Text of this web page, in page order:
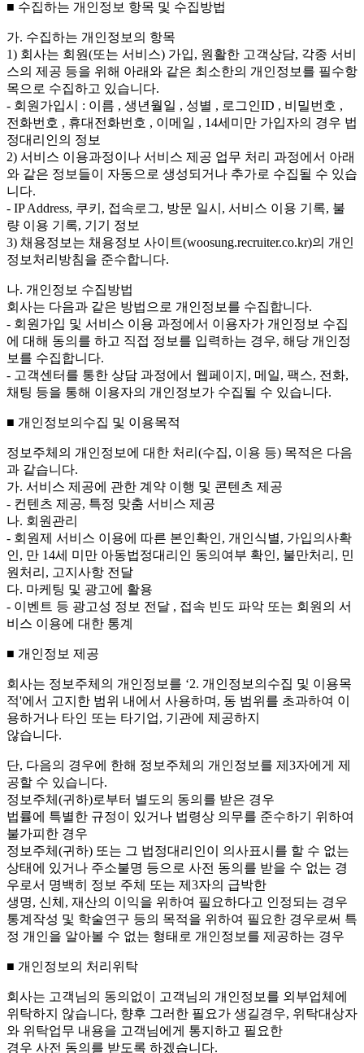
■ 수집하는 개인정보 항목 및 수집방법
가. 수집하는 개인정보의 항목
1) 회사는 회원(또는 서비스) 가입, 원활한 고객상담, 각종 서비
스의 제공 등을 위해 아래와 같은 최소한의 개인정보를 필수항
목으로 수집하고 있습니다.
- 회원가입시 : 이름 , 생년월일 , 성별 , 로그인ID , 비밀번호 ,
전화번호 , 휴대전화번호 , 이메일 , 14세미만 가입자의 경우 법
정대리인의 정보
2) 서비스 이용과정이나 서비스 제공 업무 처리 과정에서 아래
와 같은 정보들이 자동으로 생성되거나 추가로 수집될 수 있습
니다.
- IP Address, 쿠키, 접속로그, 방문 일시, 서비스 이용 기록, 불
량 이용 기록, 기기 정보
3) 채용정보는 채용정보 사이트(woosung.recruiter.co.kr)의 개인
정보처리방침을 준수합니다.
나. 개인정보 수집방법
회사는 다음과 같은 방법으로 개인정보를 수집합니다.
- 회원가입 및 서비스 이용 과정에서 이용자가 개인정보 수집
에 대해 동의를 하고 직접 정보를 입력하는 경우, 해당 개인정
보를 수집합니다.
- 고객센터를 통한 상담 과정에서 웹페이지, 메일, 팩스, 전화,
채팅 등을 통해 이용자의 개인정보가 수집될 수 있습니다.
■ 개인정보의수집 및 이용목적
정보주체의 개인정보에 대한 처리(수집, 이용 등) 목적은 다음
과 같습니다.
가. 서비스 제공에 관한 계약 이행 및 콘텐츠 제공
- 컨텐츠 제공, 특정 맞춤 서비스 제공
나. 회원관리
- 회원제 서비스 이용에 따른 본인확인, 개인식별, 가입의사확
인, 만 14세 미만 아동법정대리인 동의여부 확인, 불만처리, 민
원처리, 고지사항 전달
다. 마케팅 및 광고에 활용
- 이벤트 등 광고성 정보 전달 , 접속 빈도 파악 또는 회원의 서
비스 이용에 대한 통계
■ 개인정보 제공
회사는 정보주체의 개인정보를 ‘2. 개인정보의수집 및 이용목
적'에서 고지한 범위 내에서 사용하며, 동 범위를 초과하여 이
용하거나 타인 또는 타기업, 기관에 제공하지
않습니다.
단, 다음의 경우에 한해 정보주체의 개인정보를 제3자에게 제
공할 수 있습니다.
정보주체(귀하)로부터 별도의 동의를 받은 경우
법률에 특별한 규정이 있거나 법령상 의무를 준수하기 위하여
불가피한 경우
정보주체(귀하) 또는 그 법정대리인이 의사표시를 할 수 없는
상태에 있거나 주소불명 등으로 사전 동의를 받을 수 없는 경
우로서 명백히 정보 주체 또는 제3자의 급박한
생명, 신체, 재산의 이익을 위하여 필요하다고 인정되는 경우
통계작성 및 학술연구 등의 목적을 위하여 필요한 경우로써 특
정 개인을 알아볼 수 없는 형태로 개인정보를 제공하는 경우
■ 개인정보의 처리위탁
회사는 고객님의 동의없이 고객님의 개인정보를 외부업체에
위탁하지 않습니다, 향후 그러한 필요가 생길경우, 위탁대상자
와 위탁업무 내용을 고객님에게 통지하고 필요한
경우 사전 동의를 받도록 하겠습니다.